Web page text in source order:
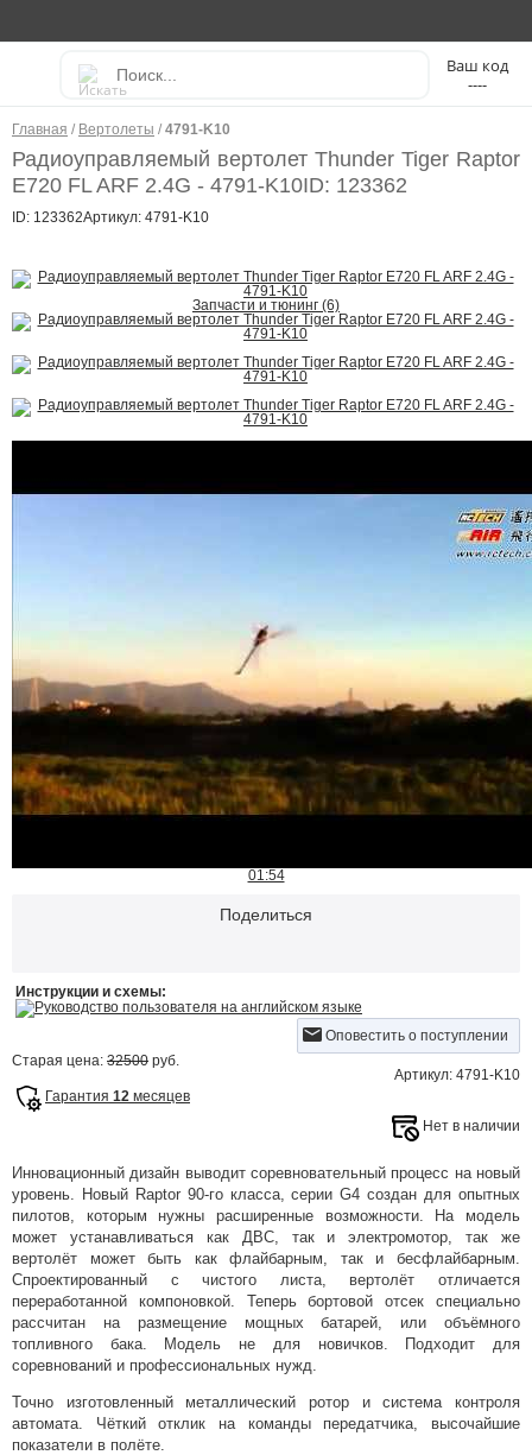
----
Главная / Вертолеты / 4791-K10
Радиоуправляемый вертолет Thunder Tiger Raptor
E720 FL ARF 2.4G - 4791-K10ID: 123362
ID: 123362Артикул: 4791-K10
Запчасти и тюнинг (6)
01:54
Поделиться
Инструкции и схемы:
Руководство пользователя на английском языке
Оповестить о поступлении
Старая цена: 32500 руб.
Артикул: 4791-K10
Гарантия 12 месяцев
Нет в наличии
Инновационный дизайн выводит соревновательный процесс на новый
уровень. Новый Raptor 90-го класса, серии G4 создан для опытных
пилотов, которым нужны расширенные возможности. На модель
может устанавливаться как ДВС, так и электромотор, так же
вертолёт может быть как флайбарным, так и бесфлайбарным.
Спроектированный с чистого листа, вертолёт отличается
переработанной компоновкой. Теперь бортовой отсек специально
рассчитан на размещение мощных батарей, или объёмного
топливного бака. Модель не для новичков. Подходит для
соревнований и профессиональных нужд.
Точно изготовленный металлический ротор и система контроля
автомата. Чёткий отклик на команды передатчика, высочайшие
показатели в полёте.